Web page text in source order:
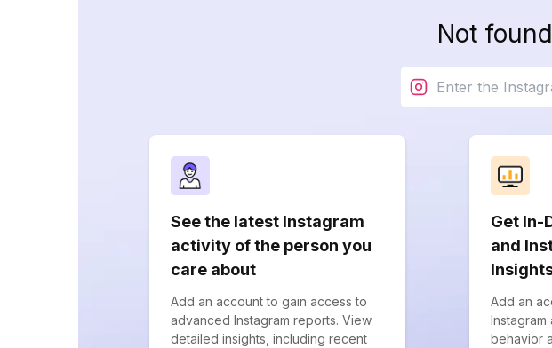
Not
See the latest Instagram
activity of the person you
care about
Add an account to gain access to
advanced Instagram reports. View
detailed insights, including recent
Get In-
and
Add an
Instagram
behavior